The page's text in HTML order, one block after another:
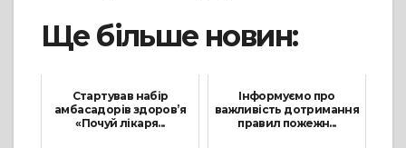
Ще більше новин:
Стартував набір
амбасадорів здоров’я
«Почуй лікаря...
Інформуємо про
важливість дотримання
правил пожежн...